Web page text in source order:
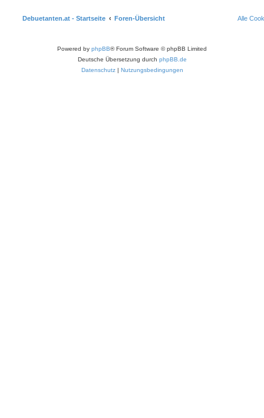
Debuetanten.at - Startseite Foren-Übersicht Alle
Powered by phpBB® Forum Software © phpBB Limited
Deutsche Übersetzung durch phpBB.de
Datenschutz| Nutzungsbedingungen